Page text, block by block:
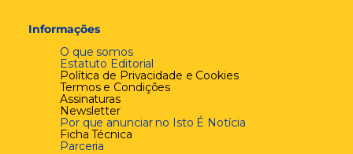
Informações
O que somos
Estatuto Editorial
Política de Privacidade e Cookies
Termos e Condições
Assinaturas
Newsletter
Por que anunciar no Isto É Notícia
Ficha Técnica
Parceria